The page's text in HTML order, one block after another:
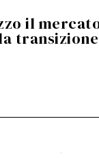
il
transizione